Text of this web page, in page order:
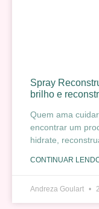
Spray
brilho e
Quem ama
encontrar um
hidrate,
CONTINUAR
Andreza Goulart